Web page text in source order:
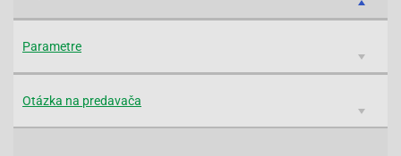
Parametre
Otázka na predavača